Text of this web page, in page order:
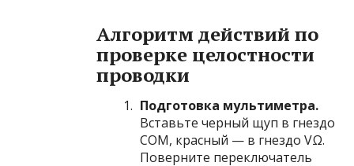
Алгоритм действий по
проверке целостности
проводки
Подготовка мультиметра.
Вставьте черный щуп в гнездо
COM, красный — в гнездо VΩ.
Поверните переключатель